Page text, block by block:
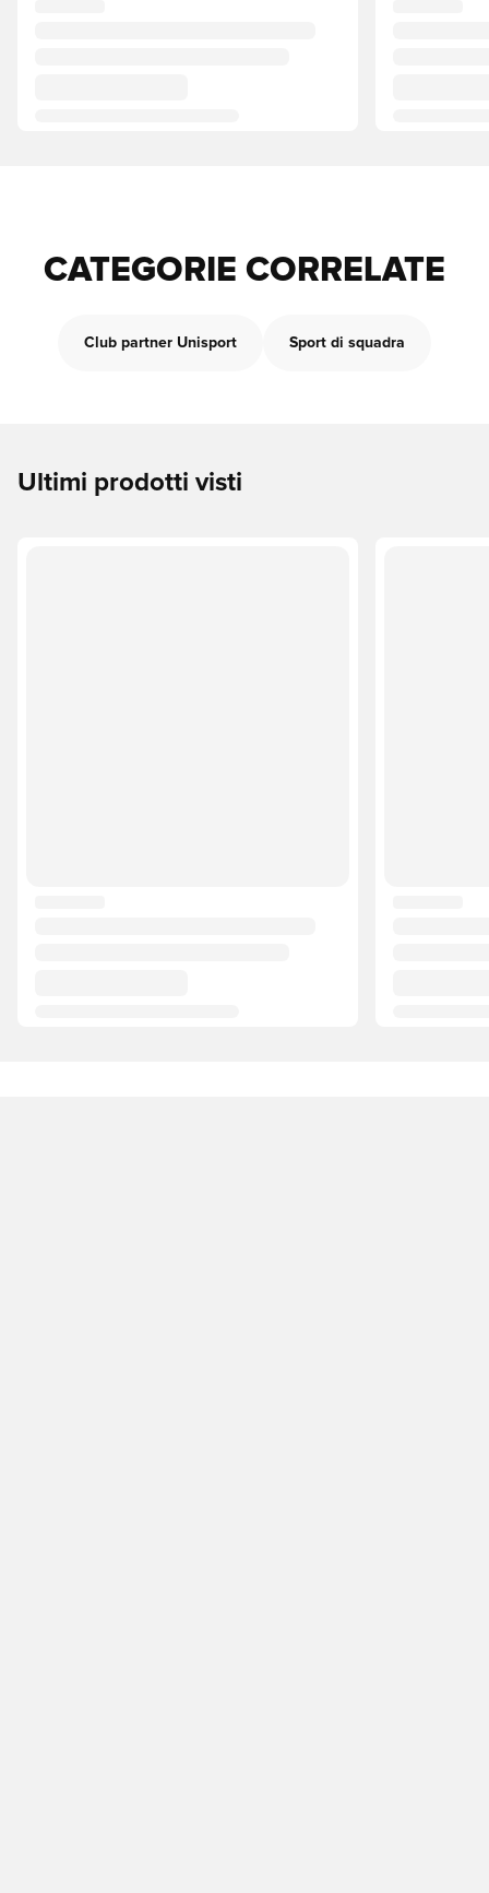
CATEGORIE CORRELATE
Club partner Unisport Sport di squadra
Ultimi prodotti visti